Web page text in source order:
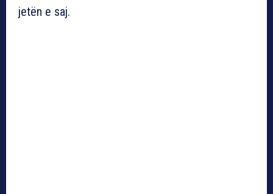
jetën e saj.